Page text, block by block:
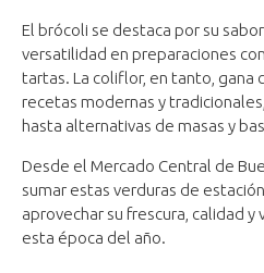
El brócoli se destaca por su
versatilidad en preparaciones
tartas. La coliflor, en tanto, gana
recetas modernas y
hasta alternativas de masas y
Desde el Mercado Central de
sumar estas verduras de
aprovechar su frescura, calidad
esta época del año.